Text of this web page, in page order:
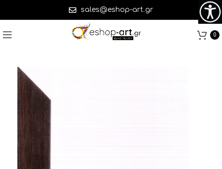
sales@eshop-art.gr
0